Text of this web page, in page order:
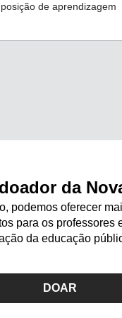
de aprendizagem
da
podemos oferecer
para os professores
da educação
DOAR